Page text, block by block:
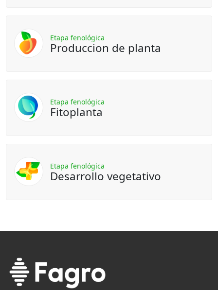
Etapa fenológica
Produccion de planta
Etapa fenológica
Fitoplanta
Etapa fenológica
Desarrollo vegetativo